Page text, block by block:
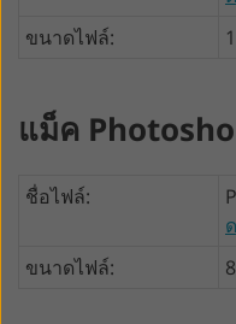
ขนาดไฟล์:
แม็ค
ชื่อไฟล์:
ขนาดไฟล์: